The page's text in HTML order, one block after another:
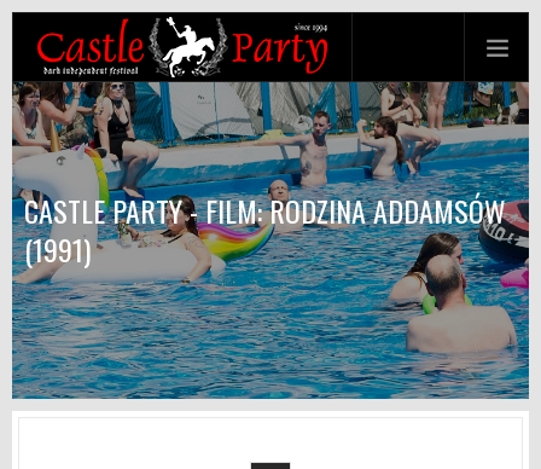
CASTLE PARTY - FILM: RODZINA ADDAMSÓW
(1991)